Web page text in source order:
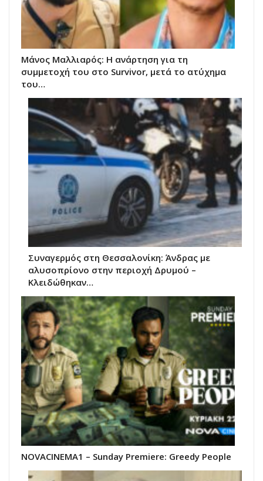
Μάνος Μαλλιαρός: Η ανάρτηση για τη
συμμετοχή του στο Survivor, μετά το ατύχημα
του…
Συναγερμός στη Θεσσαλονίκη: Άνδρας με
αλυσοπρίονο στην περιοχή Δρυμού –
Κλειδώθηκαν…
NOVACINEMA1 – Sunday Premiere: Greedy People